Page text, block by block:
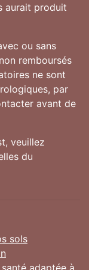
aurait produit
ou sans
remboursés
ne sont
par
avant de
veuillez
du
sols